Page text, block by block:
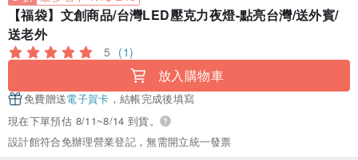
【福袋】文創商品/台灣LED壓克力夜燈-點亮台灣/送外賓/
送老外
5 (1)
放入購物車
免費贈送電子賀卡 ，結帳完成後填寫
現在下單預估 8/11~8/14 到貨。
設計館符合免辦理營業登記，無需開立統一發票